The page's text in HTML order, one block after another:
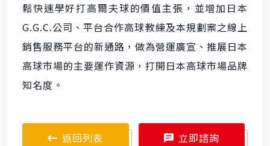
鬆快速學好打高爾夫球的價值主張，並增加日本
G.G.C.公司、平台合作高球教練及本規劃案之線上
銷售服務平台的新通路，做為營運廣宣、推展日本
高球市場的主要運作資源，打開日本高球市場品牌
知名度。
返回列表 立即諮詢